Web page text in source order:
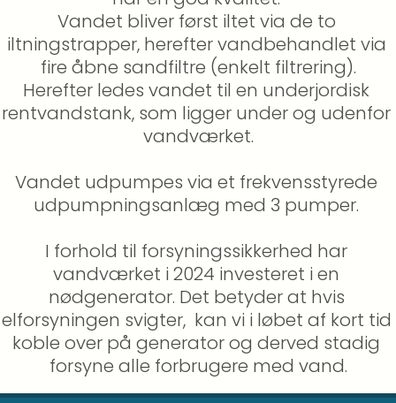
Vandet bliver først iltet via de to
iltningstrapper, herefter vandbehandlet via
fire åbne sandfiltre (enkelt filtrering).
Herefter ledes vandet til en underjordisk
rentvandstank, som ligger under og udenfor
vandværket.
Vandet udpumpes via et frekvensstyrede
udpumpningsanlæg med 3 pumper.
I forhold til forsyningssikkerhed har
vandværket i 2024 investeret i en
nødgenerator. Det betyder at hvis
elforsyningen svigter,  kan vi i løbet af kort tid
koble over på generator og derved stadig
forsyne alle forbrugere med vand.